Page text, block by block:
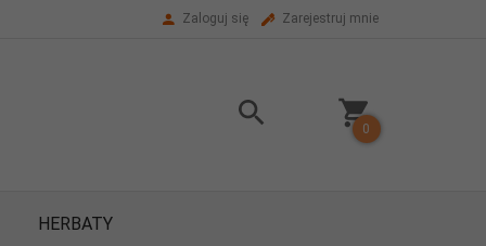
Zaloguj się Zarejestruj mnie
0
HERBATY